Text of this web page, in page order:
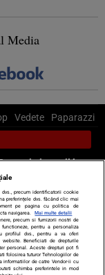
Media
Vedete Paparazzi
sau trimite mail la
vise
LIFE STYLE
de confidențialitate
precum identificatorii cookie
preferințele dvs. făcând clic mai
pe pagina cu politica de
navigarea.
Mai multe detalii
precum si furnizorii nostri de
pentru a personaliza
profilul dvs., pentru a va oferi
Beneficiati de drepturile
personal. Aceste drepturi pot fi
folosirea tuturor Tehnologiilor de
de catre Vendor-ii cu
schimba preferintele in mod